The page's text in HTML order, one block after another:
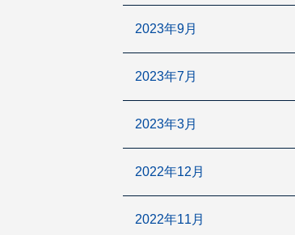
2023年9月
2023年7月
2023年3月
2022年12月
2022年11月